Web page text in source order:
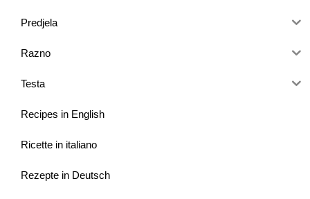
Predjela
Razno
Testa
Recipes in English
Ricette in italiano
Rezepte in Deutsch